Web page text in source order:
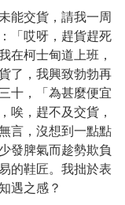
能交貨，請我一周
「哎呀，趕貨趕死
在柯士甸道上班，
了，我興致勃勃再
十，「為甚麼便宜
唉，趕不及交貨，
言，沒想到一點點
發脾氣而趁勢欺負
的鞋匠。我拙於表
遇之感？